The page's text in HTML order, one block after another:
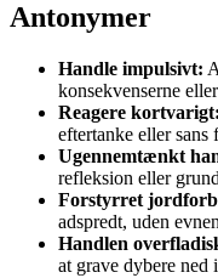
Antonymer
Handle impulsivt:
konsekvenserne
Reagere kortvarigt:
eftertanke eller sans
Ugennemtænkt
refleksion eller
Forstyrret
adspredt, uden
Handlen
at grave dybere ned